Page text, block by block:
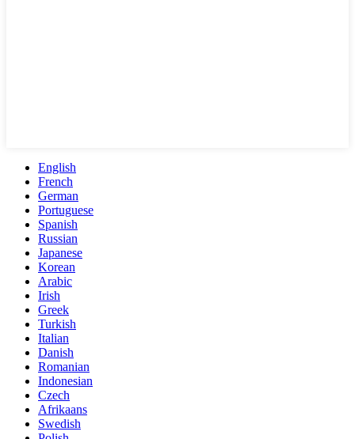
English
French
German
Portuguese
Spanish
Russian
Japanese
Korean
Arabic
Irish
Greek
Turkish
Italian
Danish
Romanian
Indonesian
Czech
Afrikaans
Swedish